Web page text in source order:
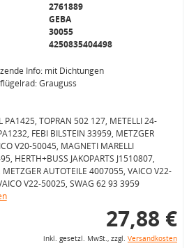
2761889
GEBA
30055
4250835404498
Info: mit Dichtungen
Grauguss
TOPRAN 502 127, METELLI 24-
FEBI BILSTEIN 33959, METZGER
V20-50045, MAGNETI MARELLI
HERTH+BUSS JAKOPARTS J1510807,
AUTOTEILE 4007055, VAICO V22-
V22-50025, SWAG 62 93 3959
27,88 €
inkl. gesetzl. MwSt., zzgl. Versandkosten